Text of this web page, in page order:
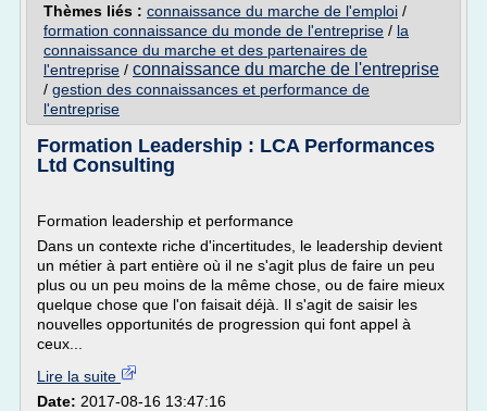
Thèmes liés : connaissance du marche de l'emploi /
formation connaissance du monde de l'entreprise / la
connaissance du marche et des partenaires de
l'entreprise / connaissance du marche de l'entreprise
/ gestion des connaissances et performance de
l'entreprise
Formation Leadership : LCA Performances
Ltd Consulting
Formation leadership et performance
Dans un contexte riche d'incertitudes, le leadership devient
un métier à part entière où il ne s'agit plus de faire un peu
plus ou un peu moins de la même chose, ou de faire mieux
quelque chose que l'on faisait déjà. Il s'agit de saisir les
nouvelles opportunités de progression qui font appel à
ceux...
Lire la suite
Date: 2017-08-16 13:47:16